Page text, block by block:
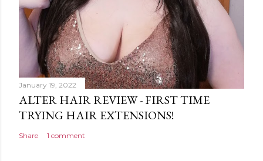
January 19, 2022
ALTER HAIR REVIEW - FIRST TIME
TRYING HAIR EXTENSIONS!
Share 1 comment